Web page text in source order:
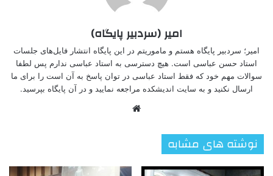
امیر (سردبیر پایگاه)
امیر؛ سردبیر پایگاه هستم و ماموریتم در این پایگاه انتشار فایل‌های جلسات
استاد حسن عباسی است. هیچ دسترسی به استاد عباسی ندارم پس لطفا
سوالات مهم خود که فقط استاد عباسی در توان پاسخ به آن است را برای ما
ارسال نکنید و به سایت اندیشکده مراجعه نمایید و در آن پایگاه بپرسید.
نوشته های مشابه